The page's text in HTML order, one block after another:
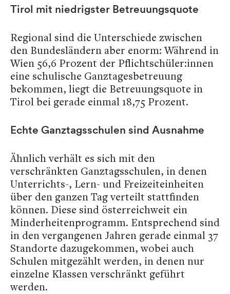
Tirol mit niedrigster Betreuungsquote
Regional sind die Unterschiede zwischen
den Bundesländern aber enorm: Während in
Wien 56,6 Prozent der Pflichtschüler:innen
eine schulische Ganztagesbetreuung
bekommen, liegt die Betreuungsquote in
Tirol bei gerade einmal 18,75 Prozent.
Echte Ganztagsschulen sind Ausnahme
Ähnlich verhält es sich mit den
verschränkten Ganztagsschulen, in denen
Unterrichts-, Lern- und Freizeiteinheiten
über den ganzen Tag verteilt stattfinden
können. Diese sind österreichweit ein
Minderheitenprogramm. Entsprechend sind
in den vergangenen Jahren gerade einmal 37
Standorte dazugekommen, wobei auch
Schulen mitgezählt werden, in denen nur
einzelne Klassen verschränkt geführt
werden.